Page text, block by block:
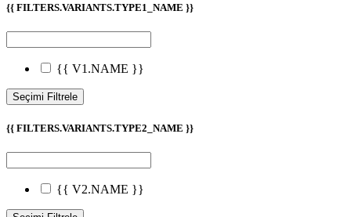
{{ FILTERS.VARIANTS.TYPE1_NAME }}
{{ V1.NAME }}
Seçimi Filtrele
{{ FILTERS.VARIANTS.TYPE2_NAME }}
{{ V2.NAME }}